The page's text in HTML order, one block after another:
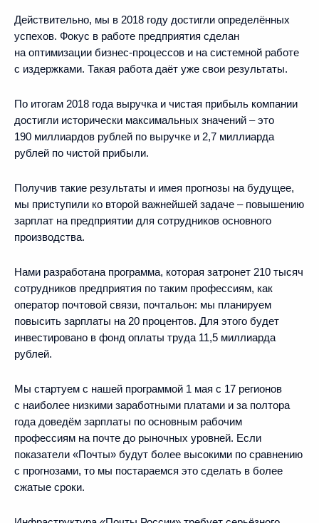
Действительно, мы в 2018 году достигли определённых
успехов. Фокус в работе предприятия сделан
на оптимизации бизнес‑процессов и на системной работе
с издержками. Такая работа даёт уже свои результаты.
По итогам 2018 года выручка и чистая прибыль компании
достигли исторически максимальных значений – это
190 миллиардов рублей по выручке и 2,7 миллиарда
рублей по чистой прибыли.
Получив такие результаты и имея прогнозы на будущее,
мы приступили ко второй важнейшей задаче – повышению
зарплат на предприятии для сотрудников основного
производства.
Нами разработана программа, которая затронет 210 тысяч
сотрудников предприятия по таким профессиям, как
оператор почтовой связи, почтальон: мы планируем
повысить зарплаты на 20 процентов. Для этого будет
инвестировано в фонд оплаты труда 11,5 миллиарда
рублей.
Мы стартуем с нашей программой 1 мая с 17 регионов
с наиболее низкими заработными платами и за полтора
года доведём зарплаты по основным рабочим
профессиям на почте до рыночных уровней. Если
показатели «Почты» будут более высокими по сравнению
с прогнозами, то мы постараемся это сделать в более
сжатые сроки.